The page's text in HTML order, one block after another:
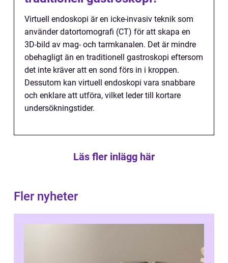
Virtuell endoskopi är en icke-invasiv teknik som
använder datortomografi (CT) för att skapa en
3D-bild av mag- och tarmkanalen. Det är mindre
obehagligt än en traditionell gastroskopi eftersom
det inte kräver att en sond förs in i kroppen.
Dessutom kan virtuell endoskopi vara snabbare
och enklare att utföra, vilket leder till kortare
undersökningstider.
Läs fler inlägg här
Fler nyheter